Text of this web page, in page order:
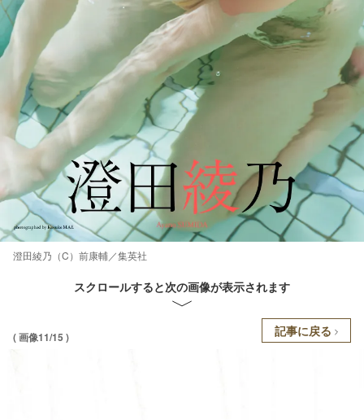
澄田綾乃（C）前康輔／集英社
スクロールすると次の画像が表示されます
( 画像11/15 ) 記事に戻る